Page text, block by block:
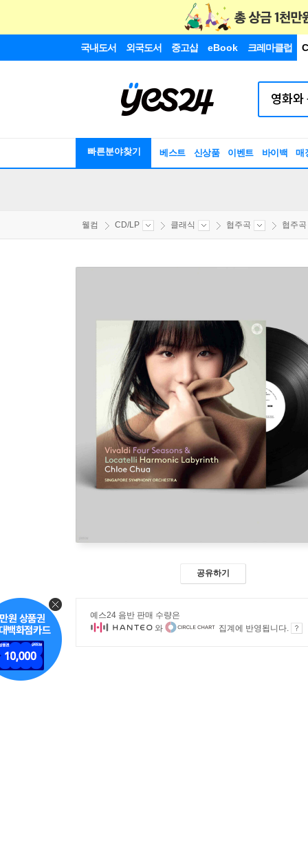
국내도서 외국도서 중고샵 eBook 크레마클럽
빠른분야찾기 베스트 신상품 이벤트 바이백 매
웰컴 CD/LP 클래식 협주곡 협주
공유하기
예스24 음반 판매 수량은
와
집계에 반영됩니다.